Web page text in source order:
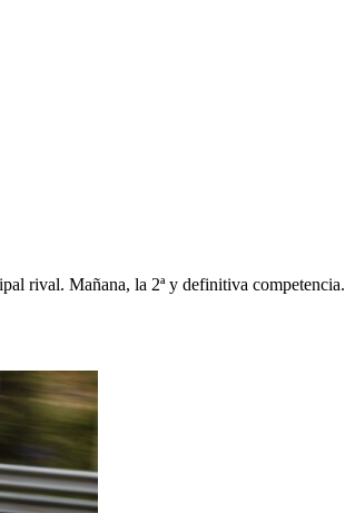
rival. Mañana, la 2ª y definitiva competencia.